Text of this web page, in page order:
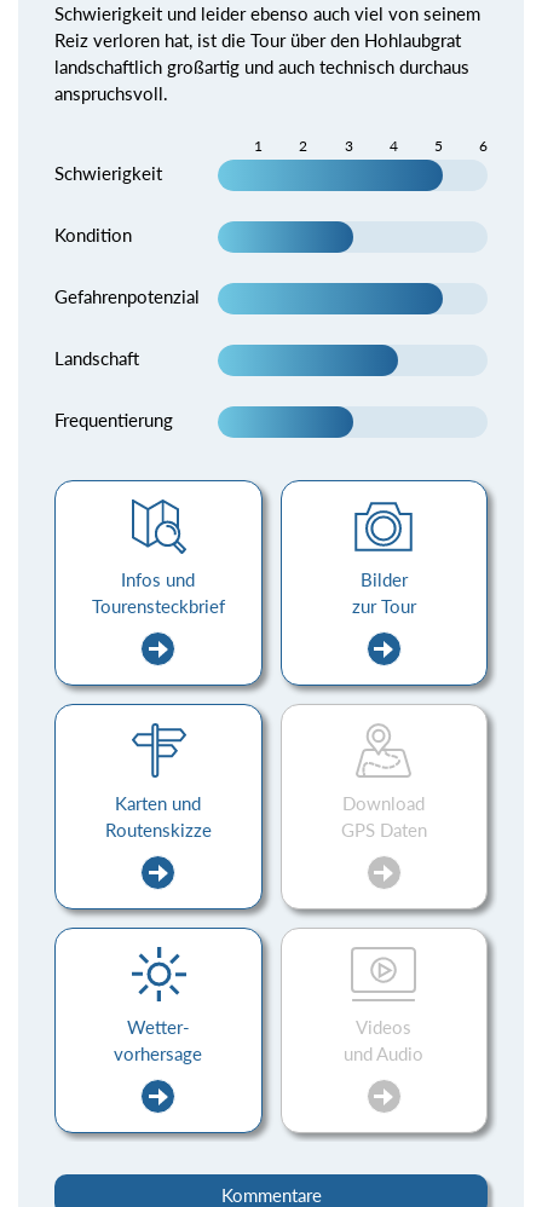
Schwierigkeit und leider ebenso auch viel von seinem
Reiz verloren hat, ist die Tour über den Hohlaubgrat
landschaftlich großartig und auch technisch durchaus
anspruchsvoll.
1 2 3 4 5 6
Schwierigkeit
Kondition
Gefahrenpotenzial
Landschaft
Frequentierung
Infos und
Tourensteckbrief
Bilder
zur Tour
Karten und
Routenskizze
Download
GPS Daten
Wetter-
vorhersage
Videos
und Audio
Kommentare